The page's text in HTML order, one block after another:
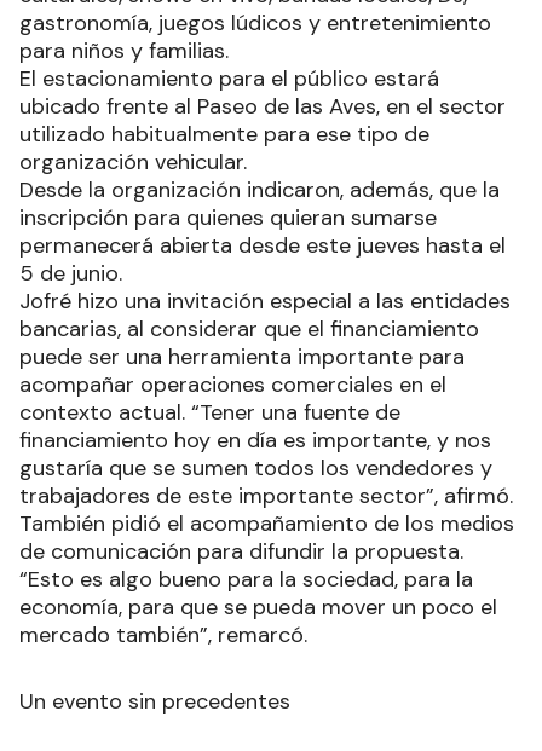
gastronomía, juegos lúdicos y entretenimiento
para niños y familias.
El estacionamiento para el público estará
ubicado frente al Paseo de las Aves, en el sector
utilizado habitualmente para ese tipo de
organización vehicular.
Desde la organización indicaron, además, que la
inscripción para quienes quieran sumarse
permanecerá abierta desde este jueves hasta el
5 de junio.
Jofré hizo una invitación especial a las entidades
bancarias, al considerar que el financiamiento
puede ser una herramienta importante para
acompañar operaciones comerciales en el
contexto actual. “Tener una fuente de
financiamiento hoy en día es importante, y nos
gustaría que se sumen todos los vendedores y
trabajadores de este importante sector”, afirmó.
También pidió el acompañamiento de los medios
de comunicación para difundir la propuesta.
“Esto es algo bueno para la sociedad, para la
economía, para que se pueda mover un poco el
mercado también”, remarcó.
Un evento sin precedentes